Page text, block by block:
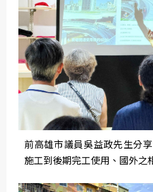
前高雄市議員吳益政先生分
施工到後期完工使用、國外之